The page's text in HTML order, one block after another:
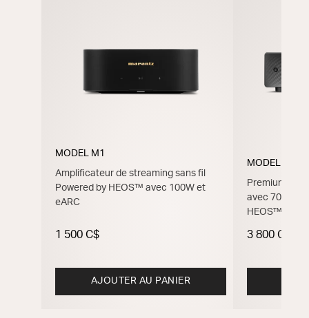
MODEL M1
Amplificateur de streaming sans fil
Powered by HEOS™ avec 100W et
eARC
1 500 C$
AJOUTER AU PANIER
MODEL 40n
Premium
avec 70 W,
HEOS™
3 800 C$